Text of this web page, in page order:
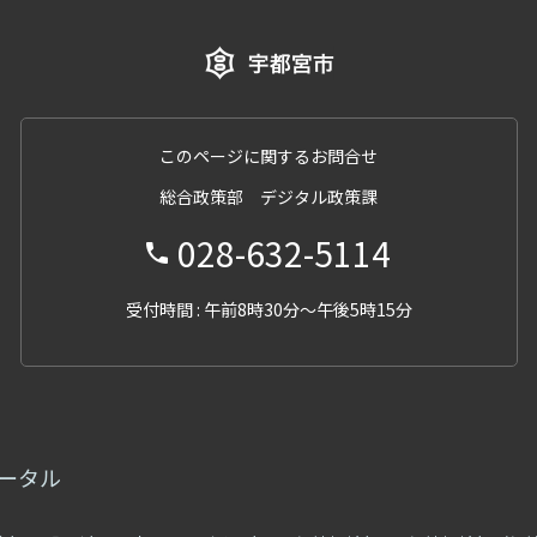
このページに関するお問合せ
総合政策部 デジタル政策課
028-632-5114
受付時間 : 午前8時30分～午後5時15分
タル